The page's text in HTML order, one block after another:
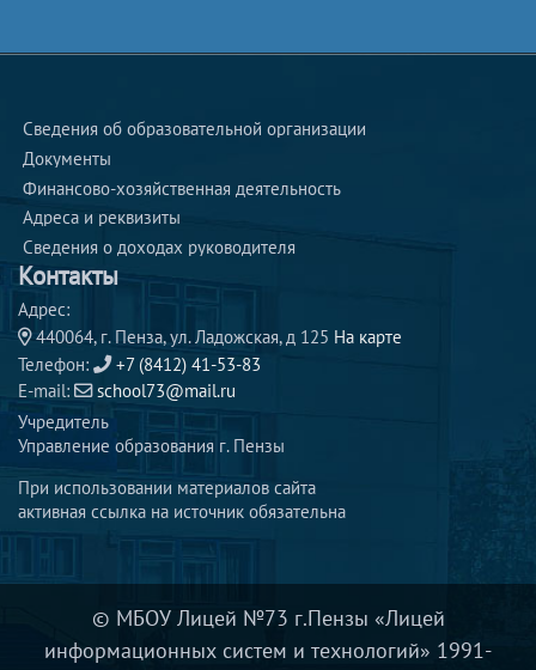
Сведения об образовательной организации
Документы
Финансово-хозяйственная деятельность
Адреса и реквизиты
Сведения о доходах руководителя
Контакты
Адрес:
440064, г. Пенза, ул. Ладожская, д 125 На карте
Телефон:
+7 (8412) 41-53-83
E-mail:
school73@mail.ru
Учредитель
Управление образования г. Пензы
При использовании материалов сайта
активная ссылка на источник обязательна
© МБОУ Лицей №73 г.Пензы «Лицей
информационных систем и технологий» 1991-